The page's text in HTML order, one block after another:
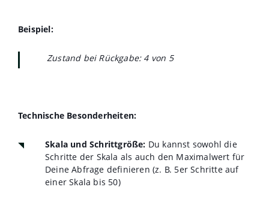
Beispiel:
Zustand bei Rückgabe: 4 von 5
Technische Besonderheiten:
Skala und Schrittgröße: Du kannst sowohl die
Schritte der Skala als auch den Maximalwert für
Deine Abfrage definieren (z. B. 5er Schritte auf
einer Skala bis 50)